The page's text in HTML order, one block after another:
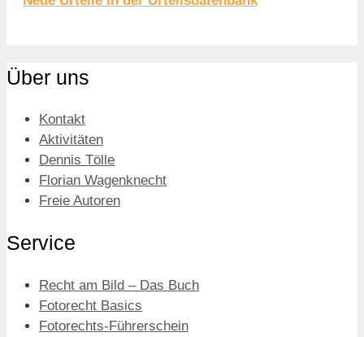
Über uns
Kontakt
Aktivitäten
Dennis Tölle
Florian Wagenknecht
Freie Autoren
Service
Recht am Bild – Das Buch
Fotorecht Basics
Fotorechts-Führerschein